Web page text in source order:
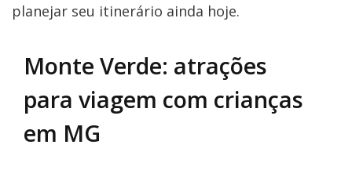
planejar seu itinerário ainda hoje.
Monte Verde: atrações
para viagem com crianças
em MG